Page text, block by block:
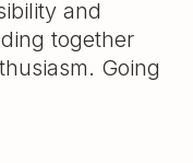
and
together
Going